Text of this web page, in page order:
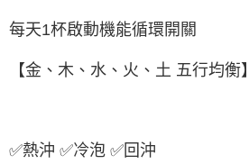
每天1杯啟動機能循環開關
【金、木、水、火、土 五行均衡】
✅熱沖 ✅冷泡 ✅回沖